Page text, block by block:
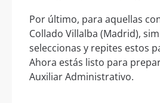
Por último, para aquellas
Collado Villalba (Madrid),
seleccionas y repites estos
Ahora estás listo para
Auxiliar Administrativo.